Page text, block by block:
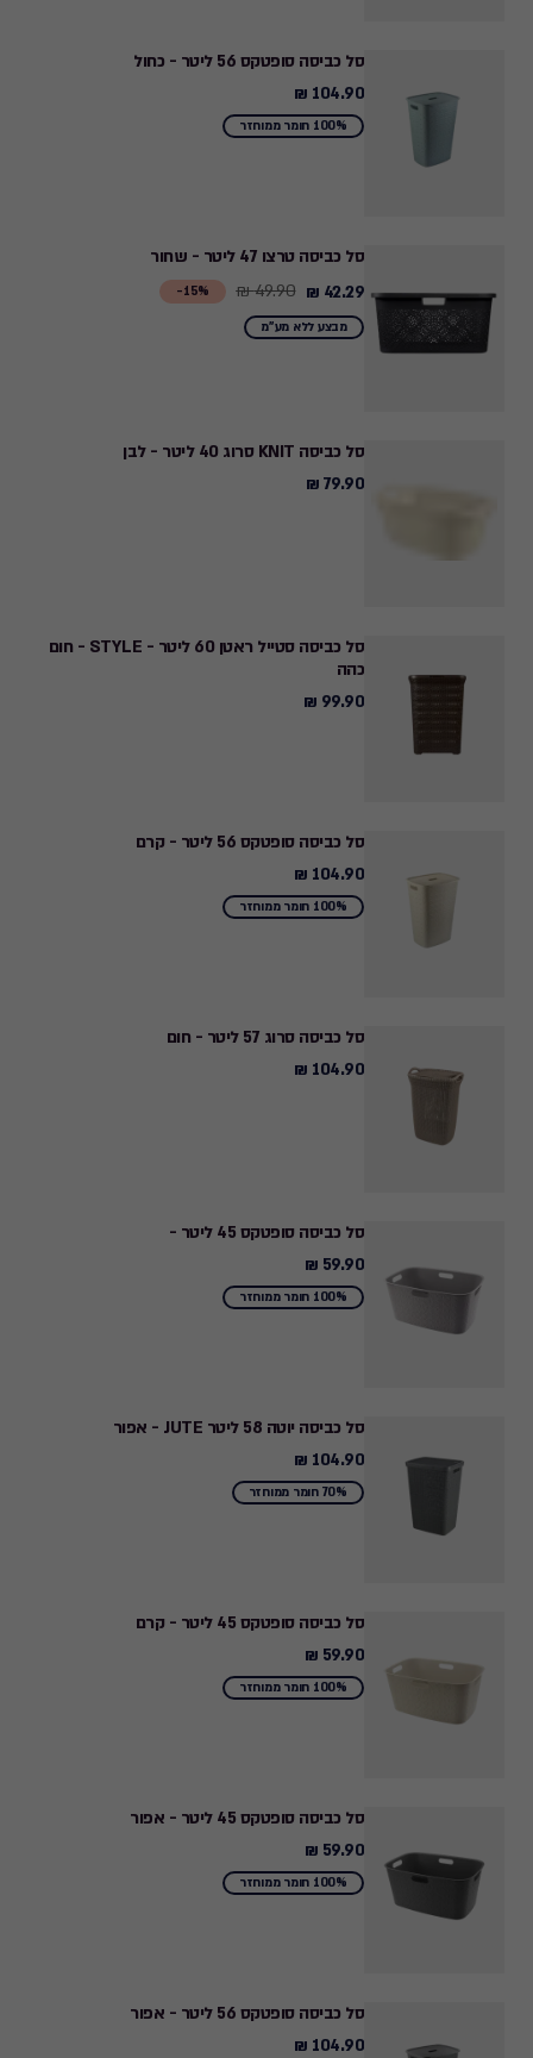
סל כביסה סופטקס 56 ליטר - כחול
104.90
₪
104.90 ₪
100% חומר ממוחזר
סל כביסה טרצו 47 ליטר - שחור
15%-
Price
from
42.29 ₪
49.90 ₪
מבצע ללא מע"מ
סל כביסה KNIT סרוג 40 ליטר - לבן
79.90
79.90 ₪
סל כביסה סטייל ראטן 60 ליטר - STYLE - חום
כהה
99.90
99.90 ₪
סל כביסה סופטקס 56 ליטר - קרם
104.90
₪
104.90 ₪
100% חומר ממוחזר
סל כביסה סרוג 57 ליטר - חום
104.90
104.90 ₪
סל כביסה סופטקס 45 ליטר -
59.90
₪
59.90 ₪
100% חומר ממוחזר
סל כביסה יוטה 58 ליטר JUTE - אפור
104.90
₪
104.90 ₪
70% חומר ממוחזר
סל כביסה סופטקס 45 ליטר - קרם
59.90
₪
59.90 ₪
100% חומר ממוחזר
סל כביסה סופטקס 45 ליטר - אפור
59.90
₪
59.90 ₪
100% חומר ממוחזר
סל כביסה סופטקס 56 ליטר - אפור
104.90
104.90 ₪